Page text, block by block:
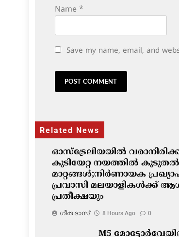
Name *
Save my name, email, and
Related News
ഓസ്‌ട്രേലിയയിൽ
കുടിയേറ്റ നയത്തിൽ കൂടുതൽ
മാറ്റങ്ങൾ;നിർണായക
പ്രവാസി മലയാളികൾക്ക്
പ്രതീക്ഷയും
ഗീത ദാസ്‌ 8 Hours Ago 0
M5